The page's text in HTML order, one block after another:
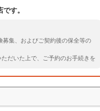
す。
集、およびご契約後の保全等の
だいた上で、ご予約のお手続きを